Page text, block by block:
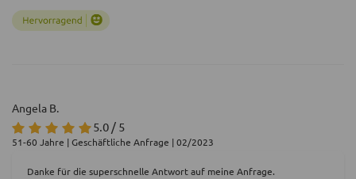
Angela B.
5.0 / 5
51-60 Jahre | Geschäftliche Anfrage | 02/2023
Danke für die superschnelle Antwort auf meine Anfrage.